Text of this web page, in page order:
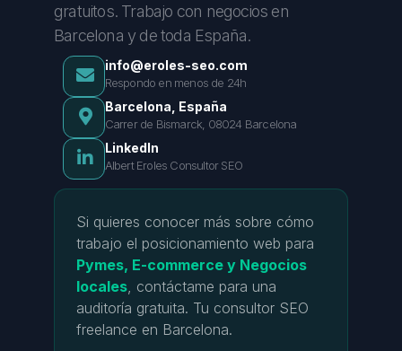
gratuitos. Trabajo con negocios en
Barcelona y de toda España.
info@eroles-seo.com
Respondo en menos de 24h
Barcelona, España
Carrer de Bismarck, 08024 Barcelona
LinkedIn
Albert Eroles Consultor SEO
Si quieres conocer más sobre cómo
trabajo el posicionamiento web para
Pymes, E-commerce y Negocios
locales, contáctame para una
auditoría gratuita. Tu consultor SEO
freelance en Barcelona.